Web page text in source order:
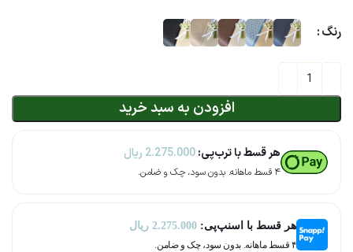
رنگ
افزودن به سبد خرید
هر قسط با ترب‌پی:2.275.000 ریال
۴ قسط ماهانه. بدون سود، چک و ضامن.
هر قسط با اسنپ‌پی: 2.275.000 ریال
۴ قسط ماهانه. بدون سود، چک و ضامن.